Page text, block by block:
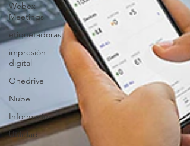
Webex
Meetings
etiquetadoras
impresión
digital
Onedrive
Nube
Información
Utilidad